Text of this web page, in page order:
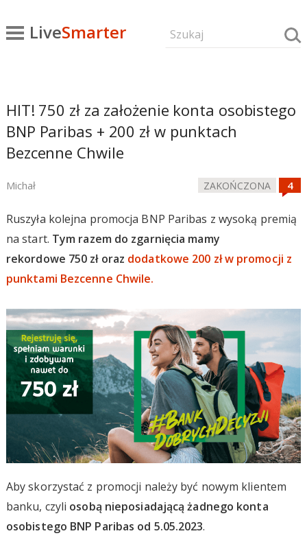
LiveSmarter
HIT! 750 zł za założenie konta osobistego
BNP Paribas + 200 zł w punktach
Bezcenne Chwile
Michał ZAKOŃCZONA
Ruszyła kolejna promocja BNP Paribas z wysoką premią
na start. Tym razem do zgarnięcia mamy
rekordowe 750 zł oraz dodatkowe 200 zł w promocji z
punktami Bezcenne Chwile.
Aby skorzystać z promocji należy być nowym klientem
banku, czyli osobą nieposiadającą żadnego konta
osobistego BNP Paribas od 5.05.2023.